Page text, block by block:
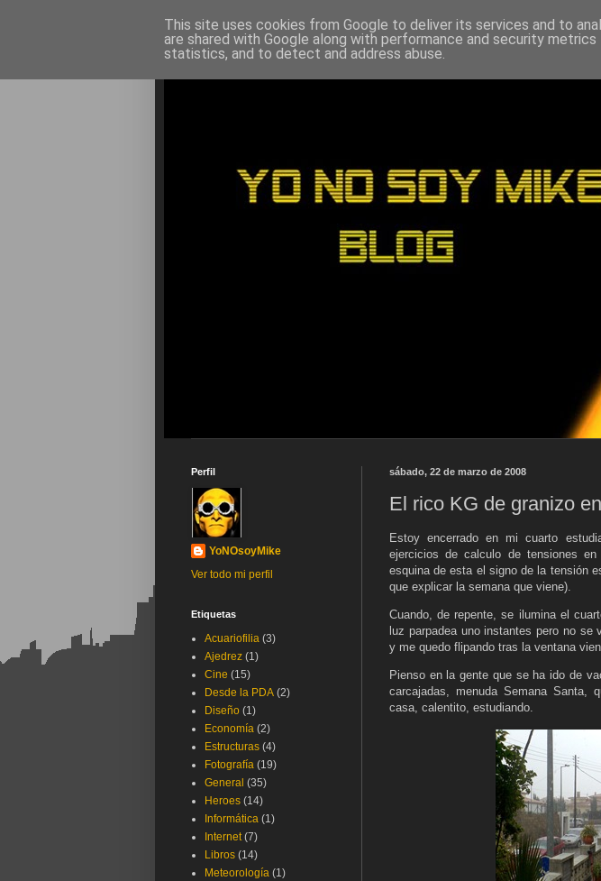
sábado, 22 de marzo de 2008
El rico KG de granizo
Estoy encerrado en mi cuarto
ejercicios de calculo de tensiones
esquina de esta el signo de la tensión
que explicar la semana que viene).
Cuando, de repente, se ilumina el
luz parpadea uno instantes pero no
y me quedo flipando tras la ventana
Pienso en la gente que se ha ido de
carcajadas, menuda Semana Santa,
casa, calentito, estudiando.
Perfil
YoNOsoyMike
Ver todo mi perfil
Etiquetas
Acuariofilia (3)
Ajedrez (1)
Cine (15)
Desde la PDA (2)
Diseño (1)
Economía (2)
Estructuras (4)
Fotografía (19)
General (35)
Heroes (14)
Informática (1)
Internet (7)
Libros (14)
Meteorología (1)
This site uses cookies from Google to deliver its services and to
are shared with Google along with performance and security
statistics, and to detect and address abuse.